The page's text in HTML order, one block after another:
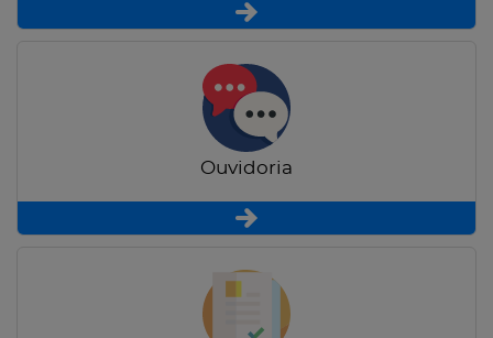
Ouvidoria